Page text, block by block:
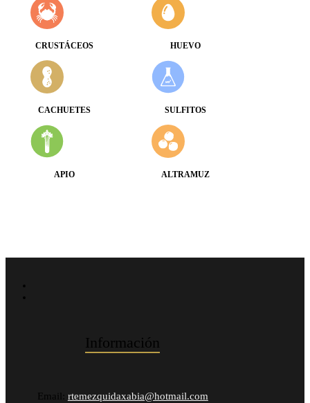
CRUSTÁCEOS HUEVO
CACHUETES SULFITOS
APIO ALTRAMUZ
Información
Email: rtemezquidaxabia@hotmail.com